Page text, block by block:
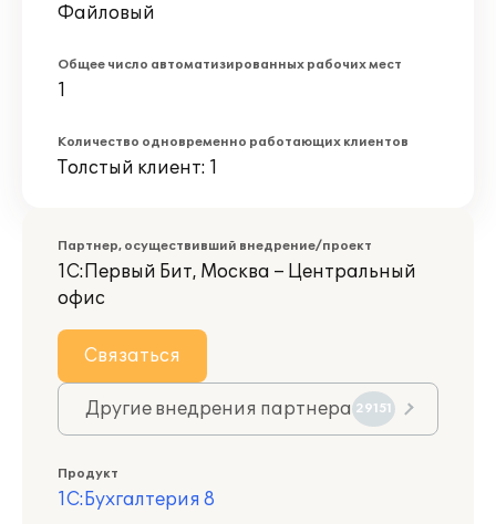
Файловый
Общее число автоматизированных рабочих мест
1
Количество одновременно работающих клиентов
Толстый клиент: 1
Партнер, осуществивший внедрение/проект
1С:Первый Бит, Москва – Центральный
офис
Связаться
Другие внедрения партнера 29151
Продукт
1С:Бухгалтерия 8